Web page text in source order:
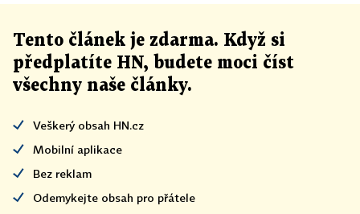
Tento článek je zdarma. Když si
předplatíte HN, budete moci číst
všechny naše články.
Veškerý obsah HN.cz
Mobilní aplikace
Bez reklam
Odemykejte obsah pro přátele